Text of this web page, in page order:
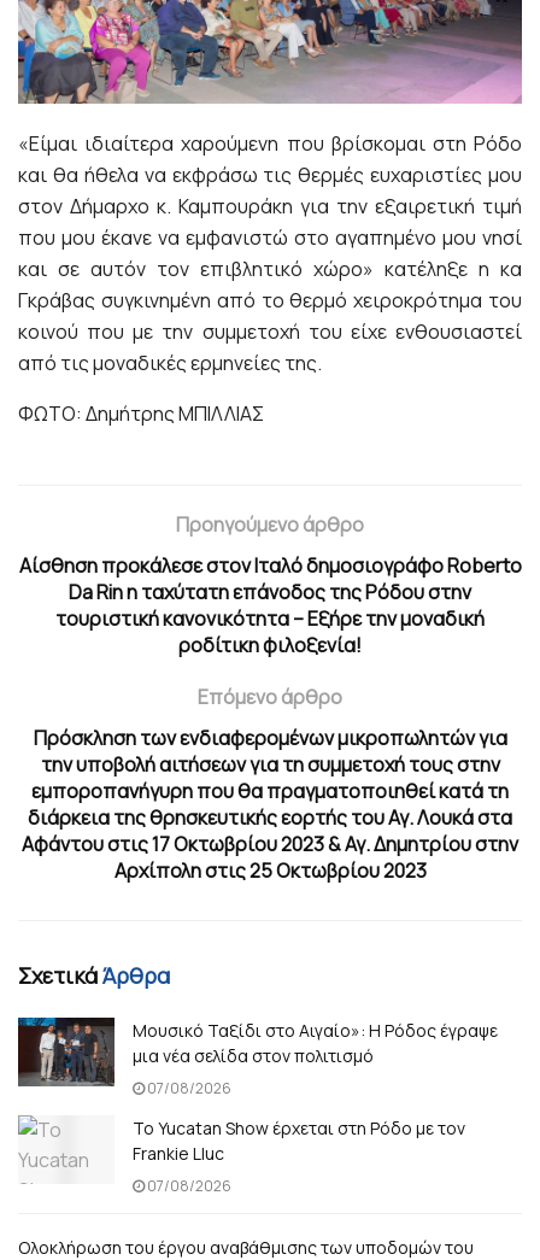
«Είμαι ιδιαίτερα χαρούμενη που βρίσκομαι στη Ρόδο
και θα ήθελα να εκφράσω τις θερμές ευχαριστίες μου
στον Δήμαρχο κ. Καμπουράκη για την εξαιρετική τιμή
που μου έκανε να εμφανιστώ στο αγαπημένο μου νησί
και σε αυτόν τον επιβλητικό χώρο» κατέληξε η κα
Γκράβας συγκινημένη από το θερμό χειροκρότημα του
κοινού που με την συμμετοχή του είχε ενθουσιαστεί
από τις μοναδικές ερμηνείες της.
ΦΩΤΟ: Δημήτρης ΜΠΙΛΛΙΑΣ
Προηγούμενο άρθρο
Αίσθηση προκάλεσε στον Ιταλό δημοσιογράφο Roberto
Da Rin η ταχύτατη επάνοδος της Ρόδου στην
τουριστική κανονικότητα – Εξήρε την μοναδική
ροδίτικη φιλοξενία!
Επόμενο άρθρο
Πρόσκληση των ενδιαφερομένων μικροπωλητών για
την υποβολή αιτήσεων για τη συμμετοχή τους στην
εμποροπανήγυρη που θα πραγματοποιηθεί κατά τη
διάρκεια της θρησκευτικής εορτής του Αγ. Λουκά στα
Αφάντου στις 17 Οκτωβρίου 2023 & Αγ. Δημητρίου στην
Αρχίπολη στις 25 Οκτωβρίου 2023
ΣχετικάΆρθρα
Μουσικό Ταξίδι στο Αιγαίο»: Η Ρόδος έγραψε
μια νέα σελίδα στον πολιτισμό
07/08/2026
Το Yucatan Show έρχεται στη Ρόδο με τον
Frankie Lluc
07/08/2026
Ολοκλήρωση του έργου αναβάθμισης των υποδομών του